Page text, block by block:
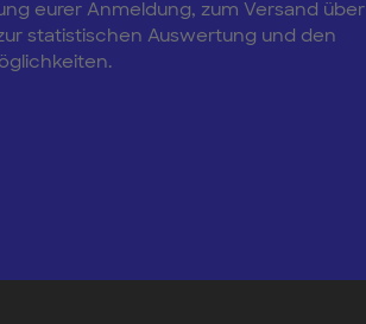
eurer Anmeldung, zum Versand über
statistischen Auswertung und den